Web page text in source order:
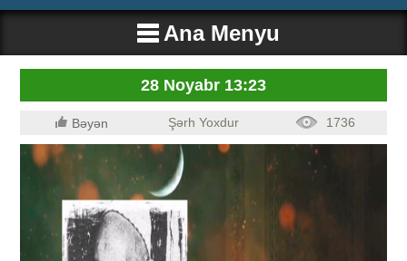
Ana Menyu
28 Noyabr 13:23
Bəyən Şərh Yoxdur 1736